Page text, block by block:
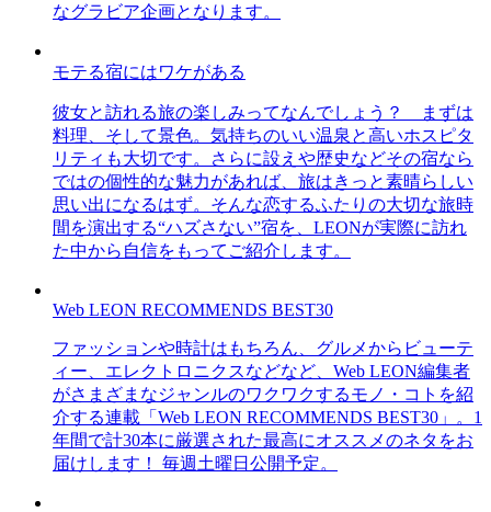
なグラビア企画となります。
モテる宿にはワケがある
彼女と訪れる旅の楽しみってなんでしょう？ まずは
料理、そして景色。気持ちのいい温泉と高いホスピタ
リティも大切です。さらに設えや歴史などその宿なら
ではの個性的な魅力があれば、旅はきっと素晴らしい
思い出になるはず。そんな恋するふたりの大切な旅時
間を演出する“ハズさない”宿を、LEONが実際に訪れ
た中から自信をもってご紹介します。
Web LEON RECOMMENDS BEST30
ファッションや時計はもちろん、グルメからビューテ
ィー、エレクトロニクスなどなど、Web LEON編集者
がさまざまなジャンルのワクワクするモノ・コトを紹
介する連載「Web LEON RECOMMENDS BEST30」。1
年間で計30本に厳選された最高にオススメのネタをお
届けします！ 毎週土曜日公開予定。